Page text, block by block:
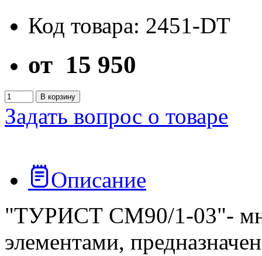
Код товара: 2451-DT
от 15 950
В корзину
Задать вопрос о товаре
Описание
"ТУРИСТ СМ90/1-03"-
элементами,